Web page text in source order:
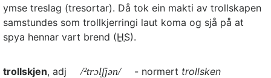
ymse treslag (tresortar). Då tok ein makti av trollskapen
samstundes som trollkjerringi laut koma og sjå på at
spya hennar vart brend (HS).
trollskjen, adj /²trɔlʃjən/ - normert trollsken